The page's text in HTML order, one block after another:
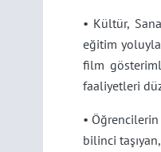
• Kültür,
eğitim
film
faaliyetleri
•
bilinci